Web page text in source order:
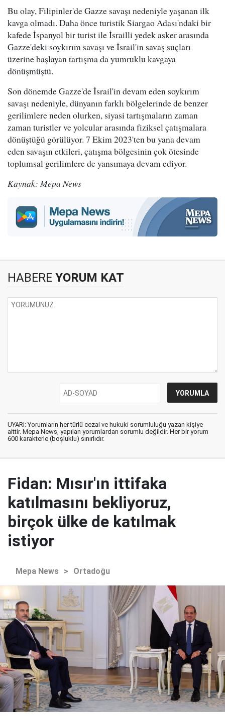
Bu olay, Filipinler'de Gazze savaşı nedeniyle yaşanan ilk
kavga olmadı. Daha önce turistik Siargao Adası'ndaki bir
kafede İspanyol bir turist ile İsrailli yedek asker arasında
Gazze'deki soykırım savaşı ve İsrail'in savaş suçları
üzerine başlayan tartışma da yumruklu kavgaya
dönüşmüştü.
Son dönemde Gazze'de İsrail'in devam eden soykırım
savaşı nedeniyle, dünyanın farklı bölgelerinde de benzer
gerilimlere neden olurken, siyasi tartışmaların zaman
zaman turistler ve yolcular arasında fiziksel çatışmalara
dönüştüğü görülüyor. 7 Ekim 2023'ten bu yana devam
eden savaşın etkileri, çatışma bölgesinin çok ötesinde
toplumsal gerilimlere de yansımaya devam ediyor.
Kaynak: Mepa News
HABERE YORUM KAT
UYARI: Yorumların her türlü cezai ve hukuki sorumluluğu yazan kişiye
aittir. Mepa News, yapılan yorumlardan sorumlu değildir. Her bir yorum
600 karakterle (boşluklu) sınırlıdır.
Fidan: Mısır'ın ittifaka
katılmasını bekliyoruz,
birçok ülke de katılmak
istiyor
Mepa News > Ortadoğu